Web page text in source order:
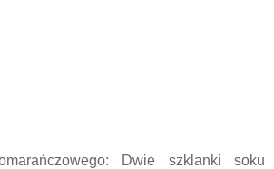
Dwie szklanki soku